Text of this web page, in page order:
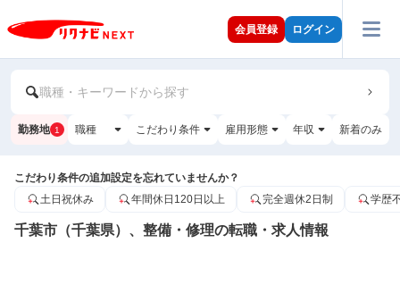
会員登録 ログイン
職種・キーワードから探す
勤務地 1 職種 こだわり条件 雇用形態 年収 新着のみ
こだわり条件の追加設定を忘れていませんか？
土日祝休み
年間休日120日以上 完全週休2日制 学歴
千葉市（千葉県）、整備・修理の転職・求人情報